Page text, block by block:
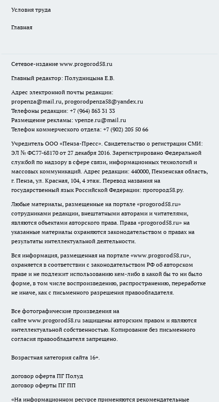
Условия труда
Главная
Сетевое-издание www.progorod58.ru
Главный редактор: Полудницына Е.В.
Адрес электронной почты редакции:
propenza@mail.ru, progorodpenza58@yandex.ru
Телефоны редакции: +7 (964) 863 31 33
Размещение рекламы: vpenze.ru@mail.ru
Телефон коммерческого отдела: +7 (902) 205 50 66
Учредитель ООО «Пенза-Пресс». Свидетельство о регистрации СМИ:
ЭЛ № ФС77-68170 от 27 декабря 2016. Зарегистрировано Федеральной
службой по надзору в сфере связи, информационных технологий и
массовых коммуникаций. Адрес редакции: 440000, Пензенская область,
г. Пенза, ул. Красная, 104, 4 этаж. Перевод названия на
государственный язык Российской Федерации: прогород58.ру.
Любые материалы, размещенные на портале «progorod58.ru»
сотрудниками редакции, внештатными авторами и читателями,
являются объектами авторского права. Права «progorod58.ru» на
указанные материалы охраняются законодательством о правах на
результаты интеллектуальной деятельности.
Вся информация, размещенная на портале «www.progorod58.ru»,
охраняется в соответствии с законодательством РФ об авторском
праве и не подлежит использованию кем-либо в какой бы то ни было
форме, в том числе воспроизведению, распространению, переработке
не иначе, как с письменного разрешения правообладателя.
Все фотографические произведения на
сайте www.progorod58.ru защищены авторским правом и являются
интеллектуальной собственностью. Копирование без письменного
согласия правообладателя запрещено.
Возрастная категория сайта 16+.
договор оферта ПГ Полуд
договор оферты ПГ ПП
«На информационном ресурсе применяются рекомендательные